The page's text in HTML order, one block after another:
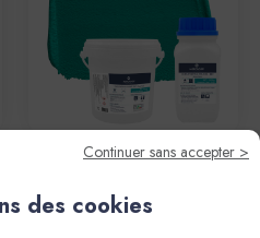
Mercadier
Couleur LITTLE SISTER -
Continuer sans accepter >
des cookies